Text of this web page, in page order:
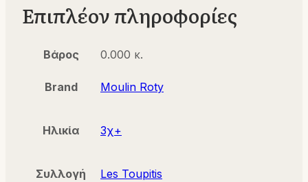
Επιπλέον πληροφορίες
Βάρος 0.000 κ.
Brand Moulin Roty
Ηλικία 3χ+
Συλλογή Les Toupitis